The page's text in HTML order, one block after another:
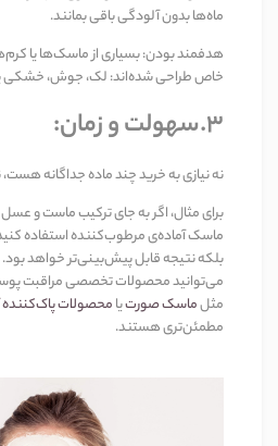
ماه‌ها بدون آلودگی باقی بمانند.
هدفمند بودن:بسیاری از ماسک‌ها یا
خاص طراحی شده‌اند: لک، جوش، خشکی
3.سهولت و زمان :
نه نیازی به خرید چند ماده جداگانه
برای مثال، اگر به جای ترکیب ماست و
ماسک آماده‌ی مرطوب‌کننده استفاده
بلکه نتیجه قابل پیش‌بینی‌تر خواهد
می‌توانید محصولات تخصصی مراقبت
مثلماسک صورتیامحصولات پاک‌کننده
مطمئن‌تری هستند.